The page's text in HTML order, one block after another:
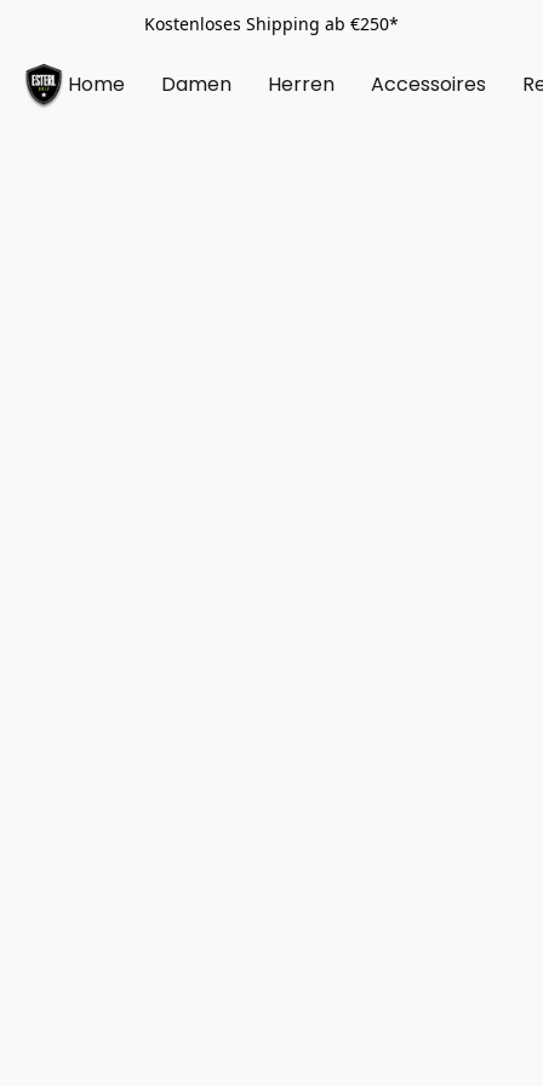
Kostenloses Shipping ab €250*
Home Damen Herren Accessoires